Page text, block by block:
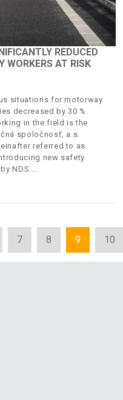
REDUCED
WORKERS AT RISK
situations for motorway
decreased by 30 %.
in the field is the
spoločnosť, a.s.
referred to as
new safety
NDS.
7 8 9 10